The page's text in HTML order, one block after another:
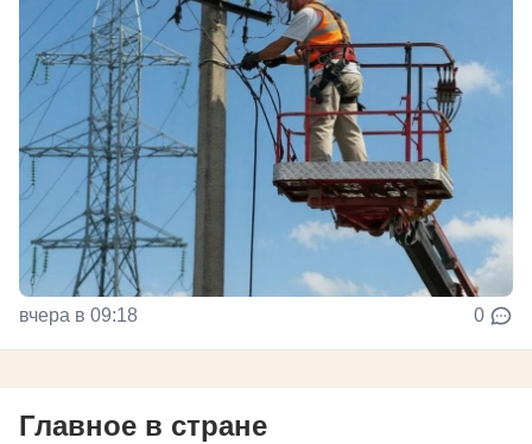
вчера в 09:18 0
Главное в стране